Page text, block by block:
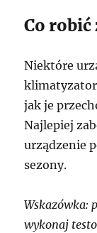
Co robić
Niektóre
jak je
Najlepiej
urządzenie
sezony.
Wskazówka:
wykonaj